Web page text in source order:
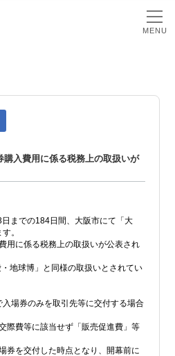
MENU
入費用に係る税務上の取扱いが
までの184日間、大阪市にて「大
。
用に係る税務上の取扱いが公表され
地球博」と同様の取扱いとされてい
入場券のみを取引先等に交付する場合
際費等に該当せず「販売促進費」等
券を交付した時点となり、開幕前に